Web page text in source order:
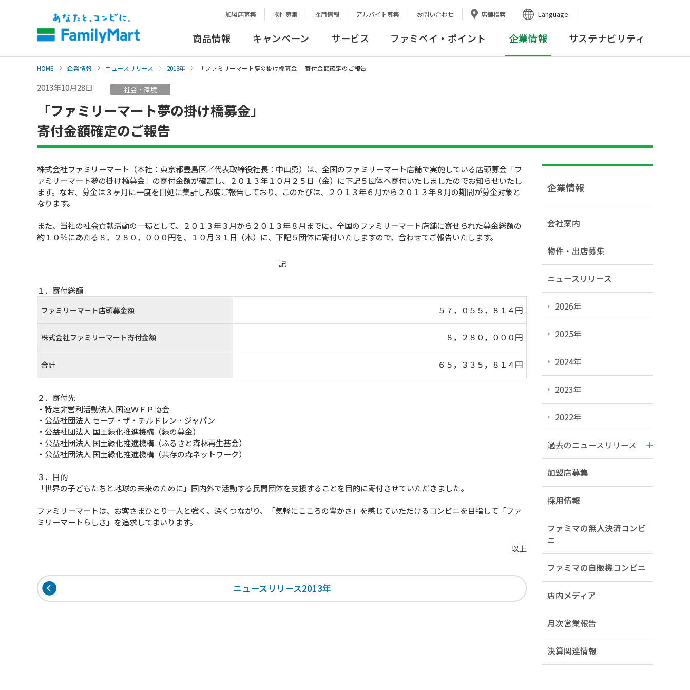
加盟店募集 物件募集 採用情報 アルバイト募集 お問い合わせ 店舗検索 Language
商品情報 キャンペーン サービス ファミペイ・ポイント 企業情報 サステナビリティ
HOME 企業情報 ニュースリリース 2013年 「ファミリーマート夢の掛け橋募金」 寄付金額確定のご報告
2013年10月28日 社会・環境
「ファミリーマート夢の掛け橋募金」
寄付金額確定のご報告
株式会社ファミリーマート（本社：東京都豊島区／代表取締役社長：中山勇）は、全国のファミリーマート店舗で実施している店頭募金「フ
ァミリーマート夢の掛け橋募金」の寄付金額が確定し、２０１３年１０月２５日（金）に下記５団体へ寄付いたしましたのでお知らせいたし
ます。なお、募金は３ヶ月に一度を目処に集計し都度ご報告しており、このたびは、２０１３年６月から２０１３年８月の期間が募金対象と
なります。
また、当社の社会貢献活動の一環として、２０１３年３月から２０１３年８月までに、全国のファミリーマート店舗に寄せられた募金総額の
約１０％にあたる８，２８０，０００円を、１０月３１日（木）に、下記５団体に寄付いたしますので、合わせてご報告いたします。
記
１．寄付総額
ファミリーマート店頭募金額 ５７，０５５，８１４円
株式会社ファミリーマート寄付金額 ８，２８０，０００円
合計 ６５，３３５，８１４円
２．寄付先
・特定非営利活動法人 国連ＷＦＰ協会
・公益社団法人 セーブ・ザ・チルドレン・ジャパン
・公益社団法人 国土緑化推進機構（緑の募金）
・公益社団法人 国土緑化推進機構（ふるさと森林再生基金）
・公益社団法人 国土緑化推進機構（共存の森ネットワーク）
３．目的
「世界の子どもたちと地球の未来のために」国内外で活動する民間団体を支援することを目的に寄付させていただきました。
ファミリーマートは、お客さまひとり一人と強く、深くつながり、「気軽にこころの豊かさ」を感じていただけるコンビニを目指して「ファ
ミリーマートらしさ」を追求してまいります。
以上
ニュースリリース2013年
企業情報
会社案内
物件・出店募集
ニュースリリース
2026年
2025年
2024年
2023年
2022年
過去のニュースリリース
加盟店募集
採用情報
ファミマの無人決済コンビ
ニ
ファミマの自販機コンビニ
店内メディア
月次営業報告
決算関連情報